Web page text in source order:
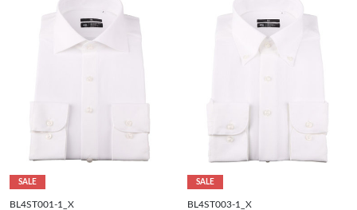
SALE
BL4ST001-1_X
SALE
BL4ST003-1_X